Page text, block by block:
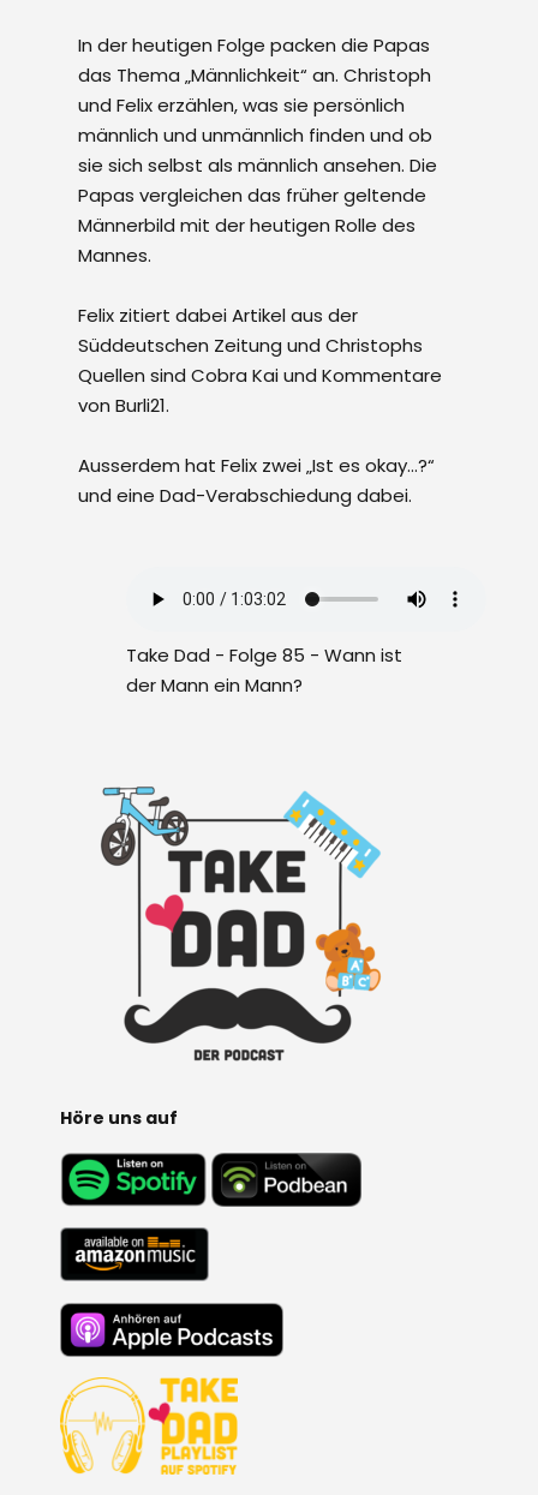
In der heutigen Folge packen die Papas
das Thema „Männlichkeit“ an. Christoph
und Felix erzählen, was sie persönlich
männlich und unmännlich finden und ob
sie sich selbst als männlich ansehen. Die
Papas vergleichen das früher geltende
Männerbild mit der heutigen Rolle des
Mannes.
Felix zitiert dabei Artikel aus der
Süddeutschen Zeitung und Christophs
Quellen sind Cobra Kai und Kommentare
von Burli21.
Ausserdem hat Felix zwei „Ist es okay…?“
und eine Dad-Verabschiedung dabei.
Take Dad - Folge 85 - Wann ist
der Mann ein Mann?
Höre uns auf